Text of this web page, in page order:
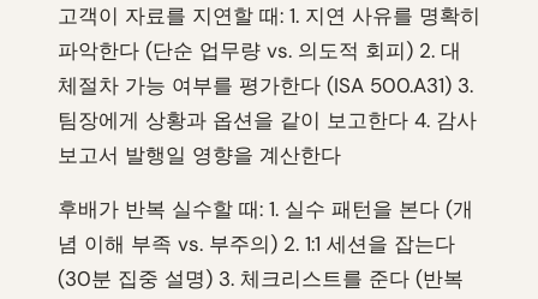
고객이 자료를 지연할 때: 1. 지연 사유를 명확히
파악한다 (단순 업무량 vs. 의도적 회피) 2. 대
체절차 가능 여부를 평가한다 (ISA 500.A31) 3.
팀장에게 상황과 옵션을 같이 보고한다 4. 감사
보고서 발행일 영향을 계산한다
후배가 반복 실수할 때: 1. 실수 패턴을 본다 (개
념 이해 부족 vs. 부주의) 2. 1:1 세션을 잡는다
(30분 집중 설명) 3. 체크리스트를 준다 (반복